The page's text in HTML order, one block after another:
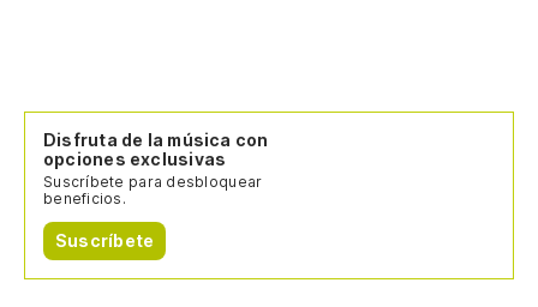
Disfruta de la música con
opciones exclusivas
Suscríbete para desbloquear
beneficios.
Suscríbete